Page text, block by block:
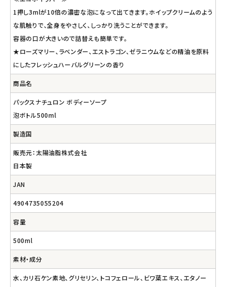
meeting_room ログイン person 会員登録
1押し3mlが10倍の濃密な泡になって出てきます。ホイップクリームのよう
な肌触りで、全身をやさしく、しっかり洗うことができます。
容器の口が大きいので詰替えも簡単です。
★ローズマリー、ラベンダー、エストラゴン、ゼラニウムなどの精油を原料
にしたフレッシュハーバルグリーンの香り
商品名
パックスナチュロン ボディーソープ
泡ボトル500ml
製造国
販売元：太陽油脂株式会社
日本製
JAN
4904735055204
容量
500ml
素材・成分
水、カリ石ケン素地、グリセリン、トコフェロール、ビワ葉エキス、エタノー